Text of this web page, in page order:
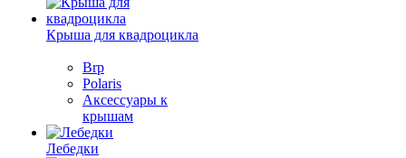
Крыша для квадроцикла
Brp
Polaris
Аксессуары к
крышам
Лебедки